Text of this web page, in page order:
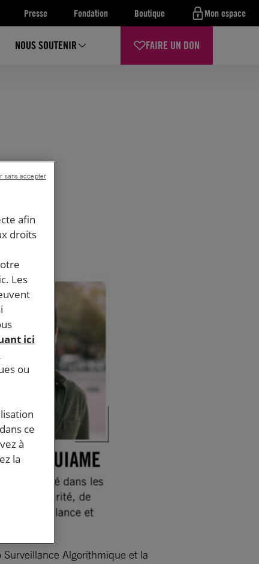
Presse Fondation Boutique Mon espace
NOUS SOUTENIR FAIRE UN DON
Algorithmique et la
afin
droits
Les
ici
ou
ce
à
la
sans accepter